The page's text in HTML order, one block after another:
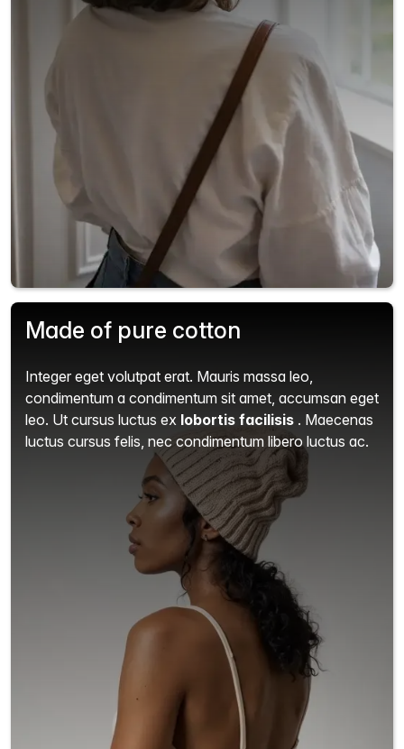
Made of pure cotton
Integer eget volutpat erat. Mauris massa leo,
condimentum a condimentum sit amet, accumsan eget
leo. Ut cursus luctus ex lobortis facilisis . Maecenas
luctus cursus felis, nec condimentum libero luctus ac.